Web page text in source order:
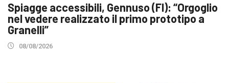
Spiagge accessibili, Gennuso (FI): “Orgoglio
nel vedere realizzato il primo prototipo a
Granelli”
08/08/2026